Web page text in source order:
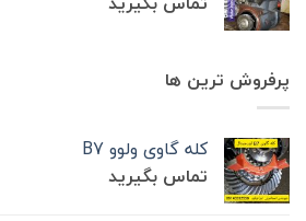
پرفروش ترین ها
کله گاوی ولوو B7
تماس بگیرید